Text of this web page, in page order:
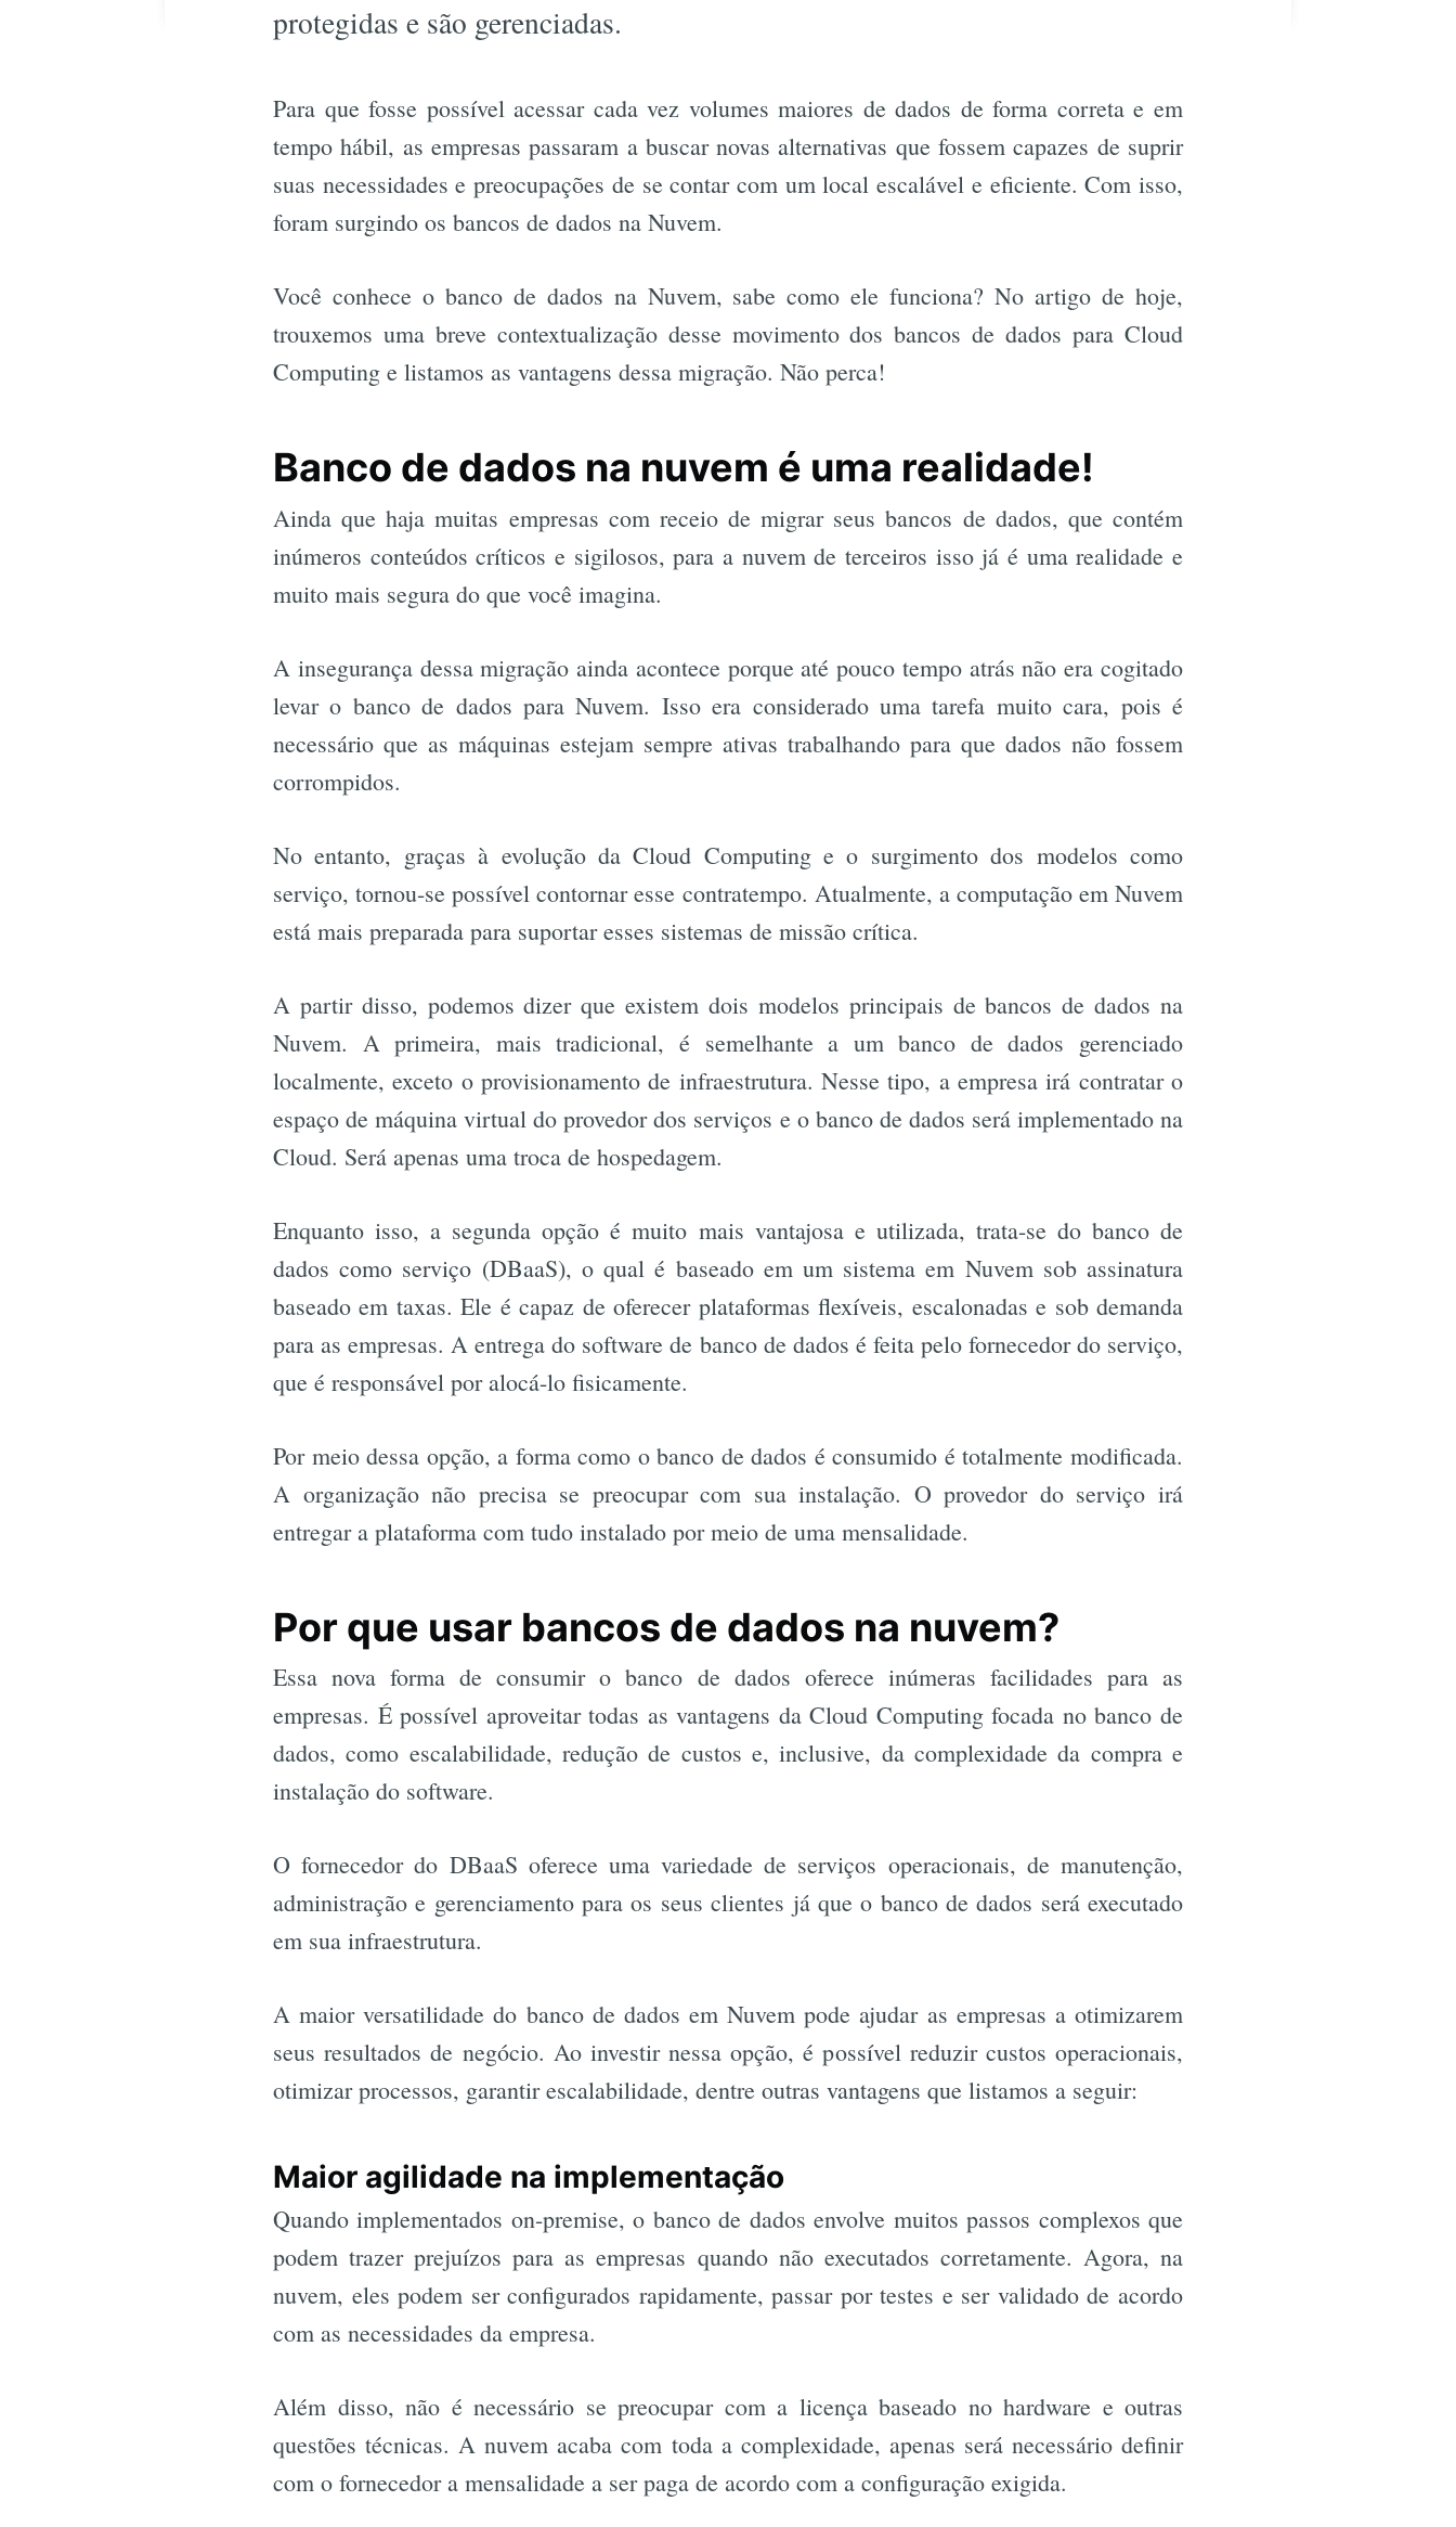
protegidas e são gerenciadas.
Para que fosse possível acessar cada vez volumes maiores de dados de forma correta e em
tempo hábil, as empresas passaram a buscar novas alternativas que fossem capazes de suprir
suas necessidades e preocupações de se contar com um local escalável e eficiente. Com isso,
foram surgindo os bancos de dados na Nuvem.
Você conhece o banco de dados na Nuvem, sabe como ele funciona? No artigo de hoje,
trouxemos uma breve contextualização desse movimento dos bancos de dados para Cloud
Computing e listamos as vantagens dessa migração. Não perca!
Banco de dados na nuvem é uma realidade!
Ainda que haja muitas empresas com receio de migrar seus bancos de dados, que contém
inúmeros conteúdos críticos e sigilosos, para a nuvem de terceiros isso já é uma realidade e
muito mais segura do que você imagina.
A insegurança dessa migração ainda acontece porque até pouco tempo atrás não era cogitado
levar o banco de dados para Nuvem. Isso era considerado uma tarefa muito cara, pois é
necessário que as máquinas estejam sempre ativas trabalhando para que dados não fossem
corrompidos.
No entanto, graças à evolução da Cloud Computing e o surgimento dos modelos como
serviço, tornou-se possível contornar esse contratempo. Atualmente, a computação em Nuvem
está mais preparada para suportar esses sistemas de missão crítica.
A partir disso, podemos dizer que existem dois modelos principais de bancos de dados na
Nuvem. A primeira, mais tradicional, é semelhante a um banco de dados gerenciado
localmente, exceto o provisionamento de infraestrutura. Nesse tipo, a empresa irá contratar o
espaço de máquina virtual do provedor dos serviços e o banco de dados será implementado na
Cloud. Será apenas uma troca de hospedagem.
Enquanto isso, a segunda opção é muito mais vantajosa e utilizada, trata-se do banco de
dados como serviço (DBaaS), o qual é baseado em um sistema em Nuvem sob assinatura
baseado em taxas. Ele é capaz de oferecer plataformas flexíveis, escalonadas e sob demanda
para as empresas. A entrega do software de banco de dados é feita pelo fornecedor do serviço,
que é responsável por alocá-lo fisicamente.
Por meio dessa opção, a forma como o banco de dados é consumido é totalmente modificada.
A organização não precisa se preocupar com sua instalação. O provedor do serviço irá
entregar a plataforma com tudo instalado por meio de uma mensalidade.
Por que usar bancos de dados na nuvem?
Essa nova forma de consumir o banco de dados oferece inúmeras facilidades para as
empresas. É possível aproveitar todas as vantagens da Cloud Computing focada no banco de
dados, como escalabilidade, redução de custos e, inclusive, da complexidade da compra e
instalação do software.
O fornecedor do DBaaS oferece uma variedade de serviços operacionais, de manutenção,
administração e gerenciamento para os seus clientes já que o banco de dados será executado
em sua infraestrutura.
A maior versatilidade do banco de dados em Nuvem pode ajudar as empresas a otimizarem
seus resultados de negócio. Ao investir nessa opção, é possível reduzir custos operacionais,
otimizar processos, garantir escalabilidade, dentre outras vantagens que listamos a seguir:
Maior agilidade na implementação
Quando implementados on-premise, o banco de dados envolve muitos passos complexos que
podem trazer prejuízos para as empresas quando não executados corretamente. Agora, na
nuvem, eles podem ser configurados rapidamente, passar por testes e ser validado de acordo
com as necessidades da empresa.
Além disso, não é necessário se preocupar com a licença baseado no hardware e outras
questões técnicas. A nuvem acaba com toda a complexidade, apenas será necessário definir
com o fornecedor a mensalidade a ser paga de acordo com a configuração exigida.
Buscar